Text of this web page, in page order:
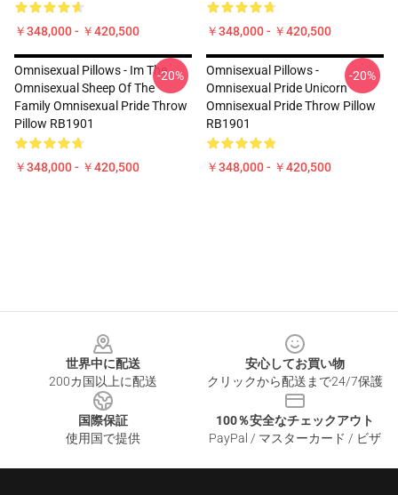
￥348,000 - ￥420,500 ￥348,000 - ￥420,500
Omnisexual Pillows - Im The
Omnisexual Sheep Of The
Family Omnisexual Pride Throw
Pillow RB1901
￥348,000 - ￥420,500
-20%
Omnisexual Pillows -
Omnisexual Pride Unicorn
Omnisexual Pride Throw Pillow
RB1901
￥348,000 - ￥420,500
-20%
世界中に配送
200カ国以上に配送
安心してお買い物
クリックから配送まで24/7保護
国際保証
使用国で提供
100％安全なチェックアウト
PayPal / マスターカード / ビザ